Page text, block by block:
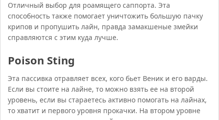
Отличный выбор для роамящего саппорта. Эта
способность также помогает уничтожить большую пачку
крипов и пропушить лайн, правда замакшеные змейки
справляются с этим куда лучше.
Poison Sting
Эта пассивка отравляет всех, кого бьет Веник и его варды.
Если вы стоите на лайне, то можно взять ее на второй
уровень, если вы стараетесь активно помогать на лайнах,
то хватит и первого уровня прокачки. На втором уровне